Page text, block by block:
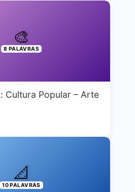
🎨
8 PALAVRAS
Cultura Popular – Arte
📐
10 PALAVRAS